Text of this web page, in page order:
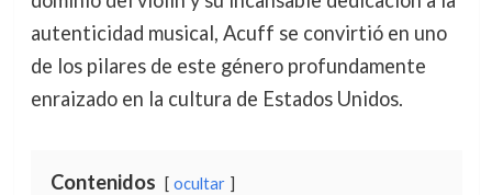
autenticidad musical, Acuff se convirtió en uno
de los pilares de este género profundamente
enraizado en la cultura de Estados Unidos.
Contenidos ocultar